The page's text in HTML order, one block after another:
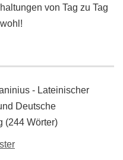
von Tag zu Tag
- Lateinischer
Deutsche
(244 Wörter)